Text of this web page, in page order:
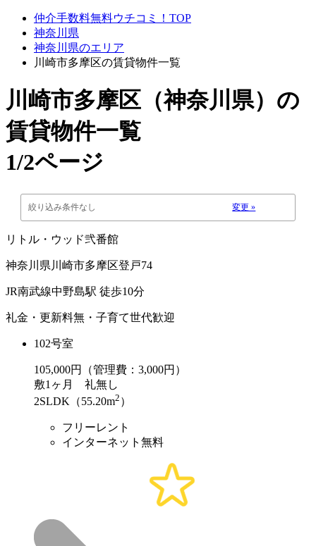
仲介手数料無料ウチコミ！TOP
神奈川県
神奈川県のエリア
川崎市多摩区の賃貸物件一覧
川崎市多摩区（神奈川県） の
賃貸物件一覧
1/2ページ
絞り込み条件なし 変更 »
リトル・ウッド弐番館
神奈川県川崎市多摩区登戸74
JR南武線中野島駅 徒歩10分
礼金・更新料無・子育て世代歓迎
102号室
105,000円（管理費：3,000円）
敷1ヶ月 礼無し
2SLDK（55.20m2 ）
フリーレント
インターネット無料